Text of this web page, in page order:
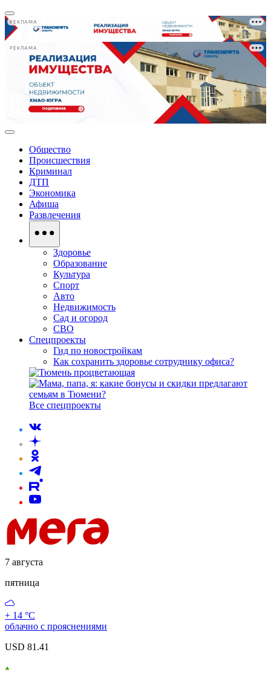
РЕКЛАМА
РЕКЛАМА
Общество
Происшествия
Криминал
ДТП
Экономика
Афиша
Развлечения
Здоровье
Образование
Культура
Спорт
Авто
Недвижимость
Сад и огород
СВО
Спецпроекты
Гид по новостройкам
Как сохранить здоровье сотруднику офиса?
Все спецпроекты
7 августа
пятница
+ 14 °С
облачно с прояснениями
USD 81.41